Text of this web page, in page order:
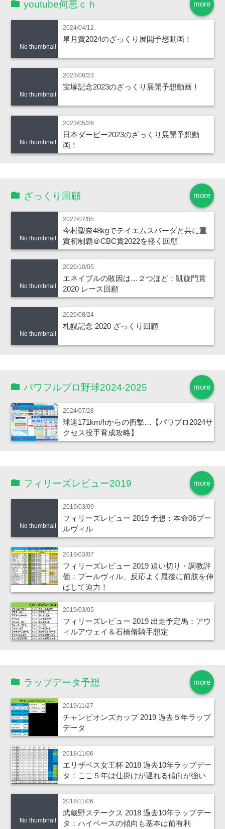
more
youtube何悪ｃｈ
No thumbnail
2024/04/12
皐月賞2024のざっくり展開予想動画！
No thumbnail
2023/06/23
宝塚記念2023のざっくり展開予想動画！
No thumbnail
2023/05/26
日本ダービー2023のざっくり展開予想動
画！
more
ざっくり回顧
No thumbnail
2022/07/05
今村聖奈48kgでテイエムスパーダと共に重
賞初制覇＠CBC賞2022を軽く回顧
No thumbnail
2020/10/05
エネイブルの敗因は…２つほど：凱旋門賞
2020 レース回顧
No thumbnail
2020/08/24
札幌記念 2020 ざっくり回顧
more
パワフルプロ野球2024-2025
2024/07/28
球速171km/hからの衝撃…【パワプロ2024サ
クセス投手育成攻略】
more
フィリーズレビュー2019
No thumbnail
2019/03/09
フィリーズレビュー 2019 予想：本命06プー
ルヴィル
2019/03/07
フィリーズレビュー 2019 追い切り・調教評
価：プールヴィル、反応よく最後に前肢を伸
ばして迫力！
2019/03/05
フィリーズレビュー 2019 出走予定馬：アウ
ィルアウェイ＆石橋脩騎手想定
more
ラップデータ予想
2019/11/27
チャンピオンズカップ 2019 過去５年ラップ
データ
2018/11/06
エリザベス女王杯 2018 過去10年ラップデー
タ：ここ５年は仕掛けが遅れる傾向が強い
No thumbnail
2018/11/06
武蔵野ステークス 2018 過去10年ラップデー
タ：ハイペースの傾向も基本は前有利